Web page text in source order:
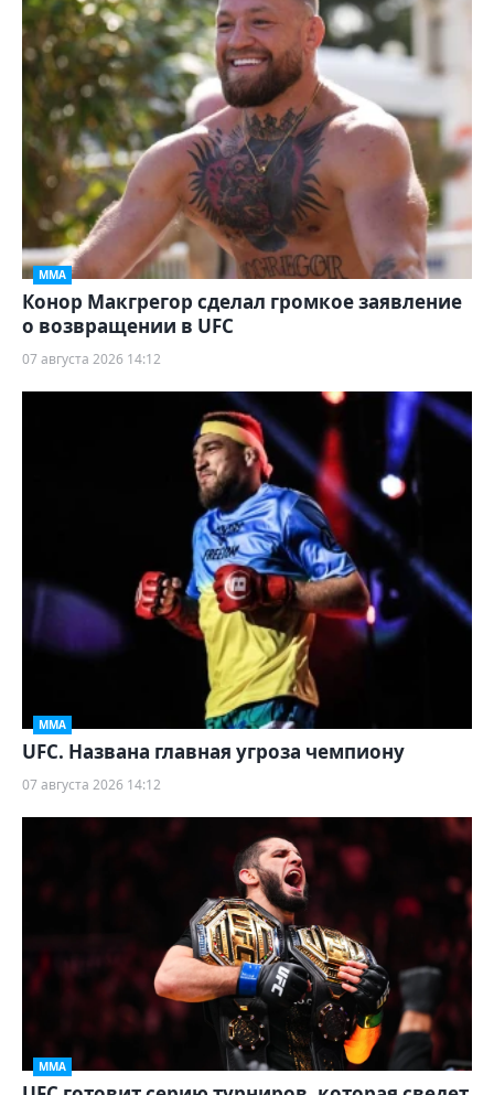
ММА
Конор Макгрегор сделал громкое заявление
о возвращении в UFC
07 августа 2026 14:12
ММА
UFC. Названа главная угроза чемпиону
07 августа 2026 14:12
ММА